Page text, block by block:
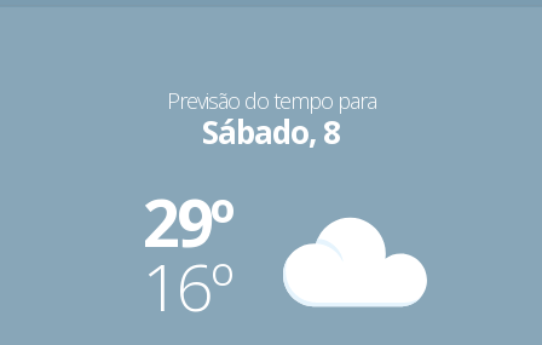
Previsão do tempo para
Sábado, 8
29º
16º